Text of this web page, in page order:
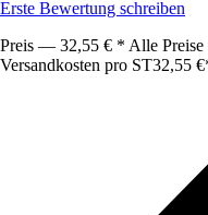
Erste Bewertung schreiben
Preis — 32,55 € * Alle
Versandkosten pro ST32,55 €